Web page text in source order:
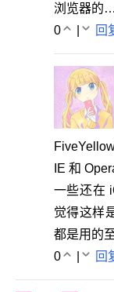
浏览器的
0
回
IE 和
一些还在
觉得这样
都是用的
0
回